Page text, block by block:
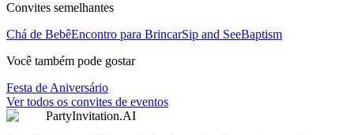
Convites semelhantes
Chá de BebêEncontro para BrincarSip and SeeBaptism
Você também pode gostar
Festa de Aniversário
Ver todos os convites de eventos
PartyInvitation.AI